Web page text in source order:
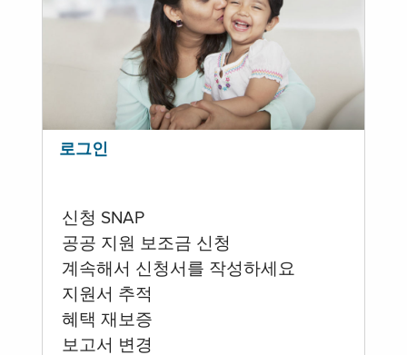
로그인
신청 SNAP
공공 지원 보조금 신청
계속해서 신청서를 작성하세요
지원서 추적
혜택 재보증
보고서 변경